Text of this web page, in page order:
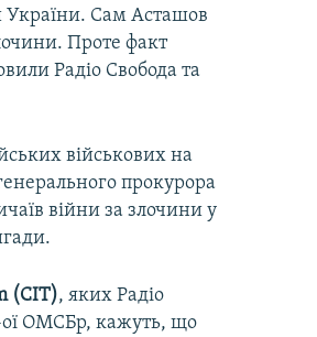
України. Сам Асташов
Проте факт
Радіо Свобода та
військових на
прокурора
війни за злочини у
(CIT), яких Радіо
ої ОМСБр, кажуть, що